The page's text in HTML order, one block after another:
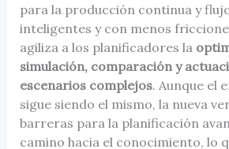
para la producción continua y
inteligentes y con menos
agiliza a los planificadores la
simulación, comparación y
escenarios complejos. Aunque el
sigue siendo el mismo, la nueva
barreras para la planificación
camino hacia el conocimiento, lo